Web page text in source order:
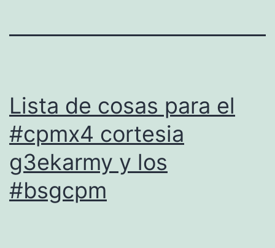
Lista de cosas para el
#cpmx4 cortesia
g3ekarmy y los
#bsgcpm